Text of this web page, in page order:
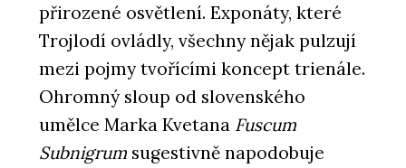
přirozené osvětlení. Exponáty, které
Trojlodí ovládly, všechny nějak pulzují
mezi pojmy tvořícími koncept trienále.
Ohromný sloup od slovenského
umělce Marka Kvetana Fuscum
Subnigrum sugestivně napodobuje